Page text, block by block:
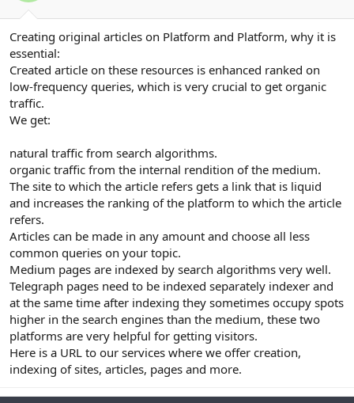
Creating original articles on Platform and Platform, why it is
essential:
Created article on these resources is enhanced ranked on
low-frequency queries, which is very crucial to get organic
traffic.
We get:
natural traffic from search algorithms.
organic traffic from the internal rendition of the medium.
The site to which the article refers gets a link that is liquid
and increases the ranking of the platform to which the article
refers.
Articles can be made in any amount and choose all less
common queries on your topic.
Medium pages are indexed by search algorithms very well.
Telegraph pages need to be indexed separately indexer and
at the same time after indexing they sometimes occupy spots
higher in the search engines than the medium, these two
platforms are very helpful for getting visitors.
Here is a URL to our services where we offer creation,
indexing of sites, articles, pages and more.